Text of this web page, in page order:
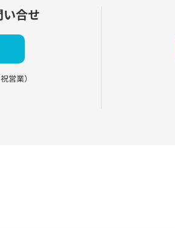
い合せ
営業）